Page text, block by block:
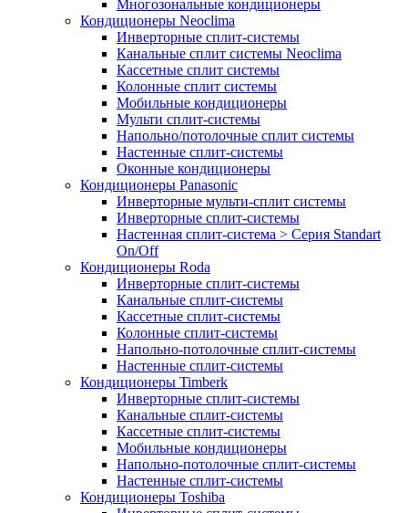
Многозональные кондиционеры
Кондиционеры Neoclima
Инверторные сплит-системы
Канальные сплит системы Neoclima
Кассетные сплит системы
Колонные сплит системы
Мобильные кондиционеры
Мульти сплит-системы
Напольно/потолочные сплит системы
Настенные сплит-системы
Оконные кондиционеры
Кондиционеры Panasonic
Инверторные мульти-сплит системы
Инверторные сплит-системы
Настенная сплит-система > Серия Standart
On/Off
Кондиционеры Roda
Инверторные сплит-системы
Канальные сплит-системы
Кассетные сплит-системы
Колонные сплит-системы
Напольно-потолочные сплит-системы
Настенные сплит-системы
Кондиционеры Timberk
Инверторные сплит-системы
Канальные сплит-системы
Кассетные сплит-системы
Мобильные кондиционеры
Напольно-потолочные сплит-системы
Настенные сплит-системы
Кондиционеры Toshiba